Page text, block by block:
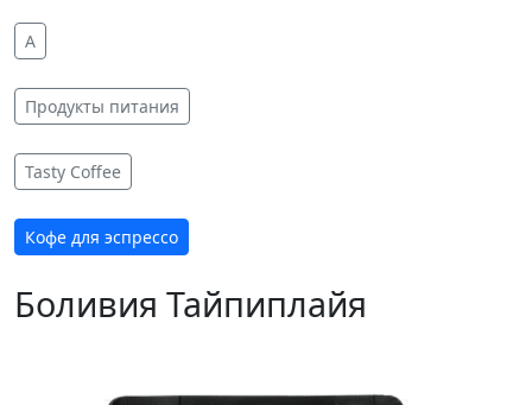
A
Продукты питания
Tasty Coffee
Кофе для эспрессо
Боливия Тайпиплайя